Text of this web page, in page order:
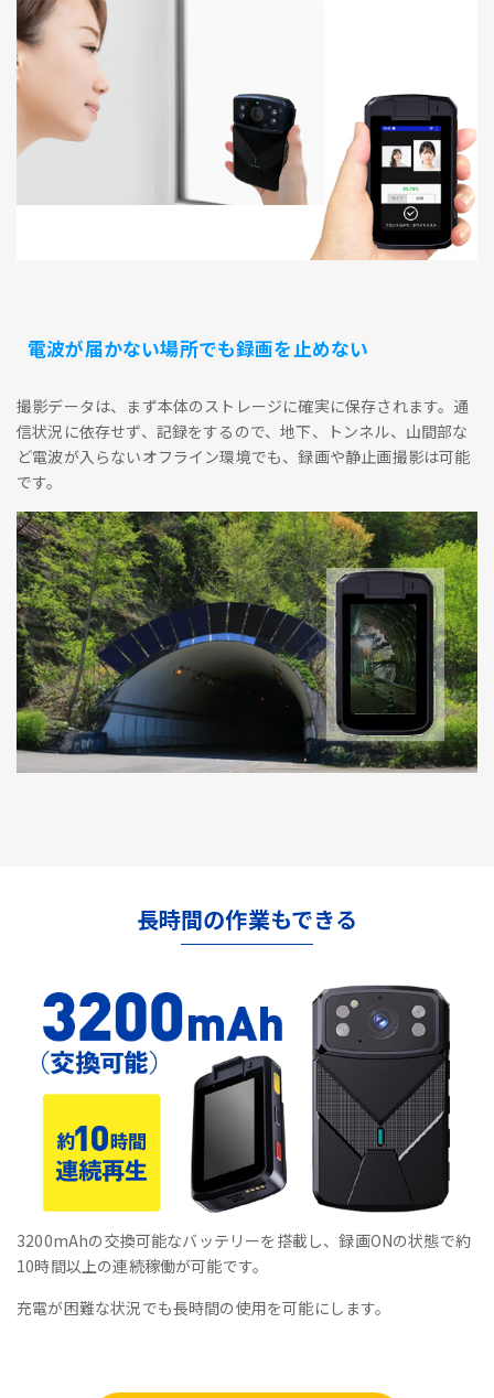
電波が届かない場所でも録画を止めない
撮影データは、まず本体のストレージに確実に保存されます。通
信状況に依存せず、記録をするので、地下、トンネル、山間部な
ど電波が入らないオフライン環境でも、録画や静止画撮影は可能
です。
長時間の作業もできる
3200mAhの交換可能なバッテリーを搭載し、録画ONの状態で約
10時間以上の連続稼働が可能です。
充電が困難な状況でも長時間の使用を可能にします。